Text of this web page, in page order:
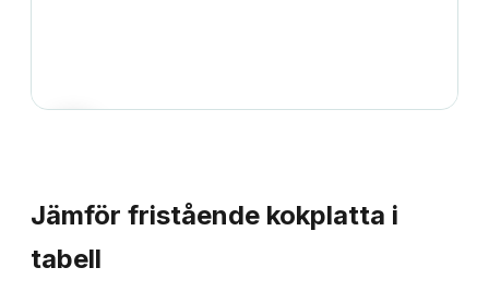
Jämför fristående kokplatta i
tabell